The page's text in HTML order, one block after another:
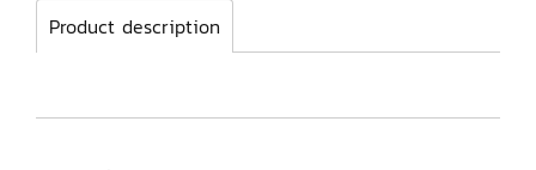
Product description